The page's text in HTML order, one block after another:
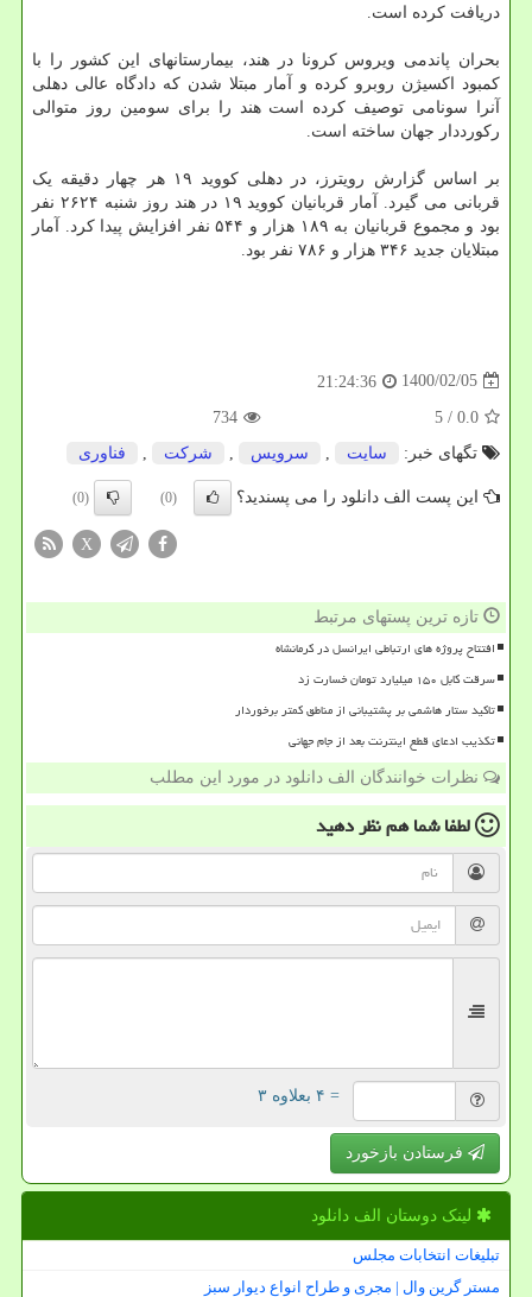
دریافت کرده است.
بحران پاندمی ویروس کرونا در هند، بیمارستانهای این کشور را با
کمبود اکسیژن روبرو کرده و آمار مبتلا شدن که دادگاه عالی دهلی
آنرا سونامی توصیف کرده است هند را برای سومین روز متوالی
رکورددار جهان ساخته است.
بر اساس گزارش رویترز، در دهلی کووید ۱۹ هر چهار دقیقه یک
قربانی می گیرد. آمار قربانیان کووید ۱۹ در هند روز شنبه ۲۶۲۴ نفر
بود و مجموع قربانیان به ۱۸۹ هزار و ۵۴۴ نفر افزایش پیدا کرد. آمار
مبتلایان جدید ۳۴۶ هزار و ۷۸۶ نفر بود.
1400/02/05
21:24:36
0.0
/ 5
734
تگهای خبر:
سایت سرویس شركت فناوری
این پست الف دانلود را می پسندید؟ (0)
(0)
X
تازه ترین پستهای مرتبط
افتتاح پروژه های ارتباطی ایرانسل در کرمانشاه
سرقت کابل ۱۵۰ میلیارد تومان خسارت زد
تاکید ستار هاشمی بر پشتیبانی از مناطق کمتر برخوردار
تکذیب ادعای قطع اینترنت بعد از جام جهانی
نظرات خوانندگان الف دانلود در مورد این مطلب
لطفا شما همنظر دهید
= ۴ بعلاوه ۳
فرستادن بازخورد
لینک دوستان الف دانلود
تبلیغات انتخابات مجلس
مستر گرین وال | مجری و طراح انواع دیوار سبز